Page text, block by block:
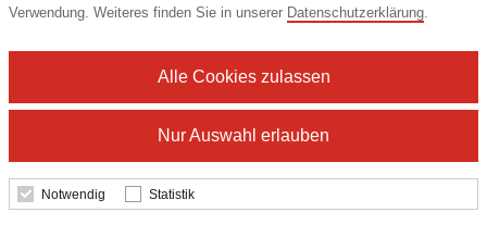
ab 13,26 €
Details
Verwendung. Weiteres finden Sie in unserer Datenschutzerklärung.
Nur Auswahl erlauben
Alle Cookies zulassen
Notwendig Statistik